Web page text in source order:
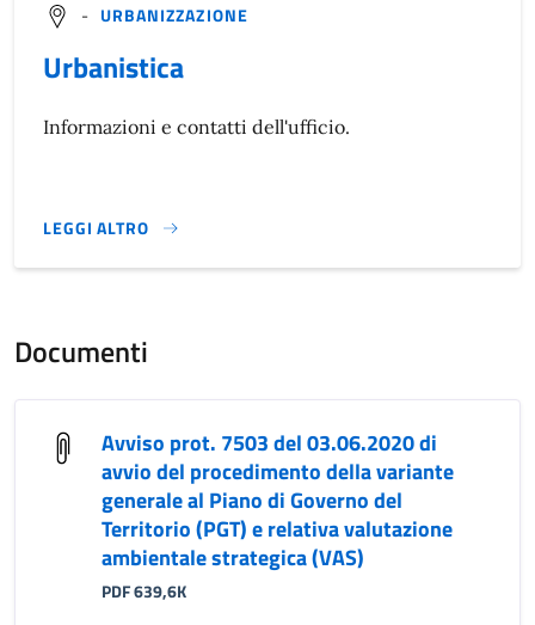
- URBANIZZAZIONE
Urbanistica
Informazioni e contatti dell'ufficio.
LEGGI ALTRO
}
Documenti
Avviso prot. 7503 del 03.06.2020 di
avvio del procedimento della variante
generale al Piano di Governo del
Territorio (PGT) e relativa valutazione
ambientale strategica (VAS)
PDF 639,6K